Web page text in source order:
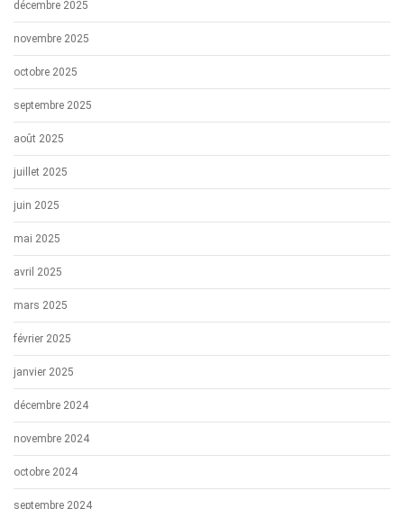
décembre 2025
novembre 2025
octobre 2025
septembre 2025
août 2025
juillet 2025
juin 2025
mai 2025
avril 2025
mars 2025
février 2025
janvier 2025
décembre 2024
novembre 2024
octobre 2024
septembre 2024